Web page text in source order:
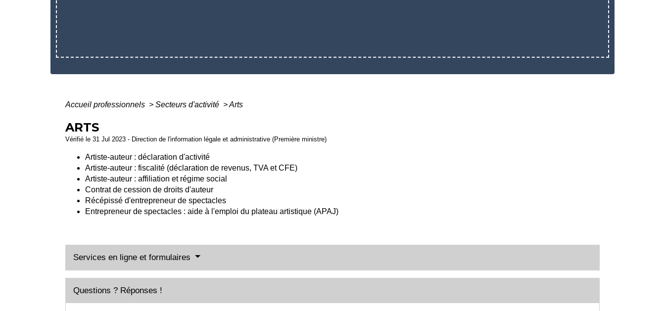
Accueil professionnels > Secteurs d'activité >Arts
ARTS
Vérifié le 31 Jul 2023 - Direction de l'information légale et administrative (Première ministre)
Artiste-auteur : déclaration d'activité
Artiste-auteur : fiscalité (déclaration de revenus, TVA et CFE)
Artiste-auteur : affiliation et régime social
Contrat de cession de droits d'auteur
Récépissé d'entrepreneur de spectacles
Entrepreneur de spectacles : aide à l'emploi du plateau artistique (APAJ)
Services en ligne et formulaires
Questions ? Réponses !